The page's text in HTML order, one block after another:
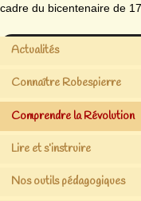
cadre du bicentenaire de
Actualités
Connaître Robespierre
Comprendre la Révolution
Lire et s’instruire
Nos outils pédagogiques